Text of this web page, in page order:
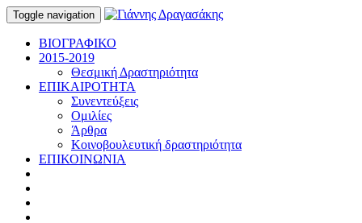
Toggle navigation
ΒΙΟΓΡΑΦΙΚΟ
2015-2019
Θεσμική Δραστηριότητα
ΕΠΙΚΑΙΡΟΤΗΤΑ
Συνεντεύξεις
Ομιλίες
Άρθρα
Κοινοβουλευτική δραστηριότητα
ΕΠΙΚΟΙΝΩΝΙΑ